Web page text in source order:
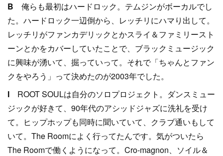
B 俺らも最初はハードロック。テムジンがボーカルでし
た。ハードロック一辺倒から、レッチリにハマり出して。
レッチリがファンカデリックとかスライ＆ファミリースト
ーンとかをカバーしていたことで、ブラックミュージック
に興味が湧いて、掘っていって。それで「ちゃんとファン
クをやろう」って決めたのが2003年でした。
I ROOT SOULは自分のソロプロジェクト。ダンスミュー
ジックが好きて、90年代のアシッドジャズに洗礼を受け
て。ヒップホップも同時に聞いていて、クラブ通いもして
いて。The Roomによく行ってたんです。気がついたら
The Roomで働くようになって。Cro-magnon、ソイル＆